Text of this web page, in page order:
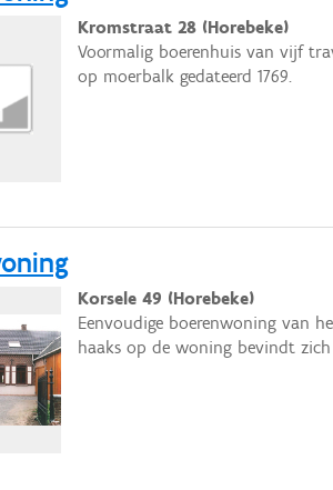
Kromstraat 28 (Horebeke)
Voormalig boerenhuis van vijf
op moerbalk gedateerd 1769.
Korsele 49 (Horebeke)
Eenvoudige boerenwoning van
haaks op de woning bevindt